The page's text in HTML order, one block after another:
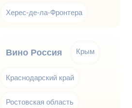
Херес-де-ла-Фронтера
Вино Россия Крым
Краснодарский край
Ростовская область